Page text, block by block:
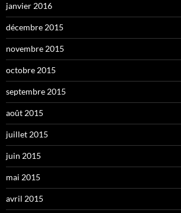
janvier 2016
décembre 2015
novembre 2015
octobre 2015
septembre 2015
août 2015
juillet 2015
juin 2015
mai 2015
avril 2015